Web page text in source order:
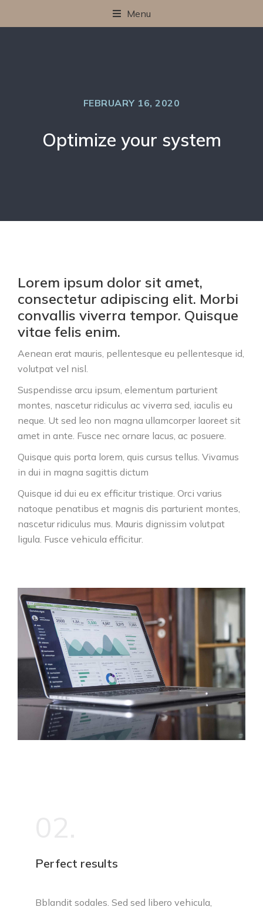
Menu
FEBRUARY 16, 2020
Optimize your system
Lorem ipsum dolor sit amet,
consectetur adipiscing elit. Morbi
convallis viverra tempor. Quisque
vitae felis enim.
Aenean erat mauris, pellentesque eu pellentesque id,
volutpat vel nisl.
Suspendisse arcu ipsum, elementum parturient
montes, nascetur ridiculus ac viverra sed, iaculis eu
neque. Ut sed leo non magna ullamcorper laoreet sit
amet in ante. Fusce nec ornare lacus, ac posuere.
Quisque quis porta lorem, quis cursus tellus. Vivamus
in dui in magna sagittis dictum
Quisque id dui eu ex efficitur tristique. Orci varius
natoque penatibus et magnis dis parturient montes,
nascetur ridiculus mus. Mauris dignissim volutpat
ligula. Fusce vehicula efficitur.
Perfect results
Bblandit sodales. Sed sed libero vehicula,